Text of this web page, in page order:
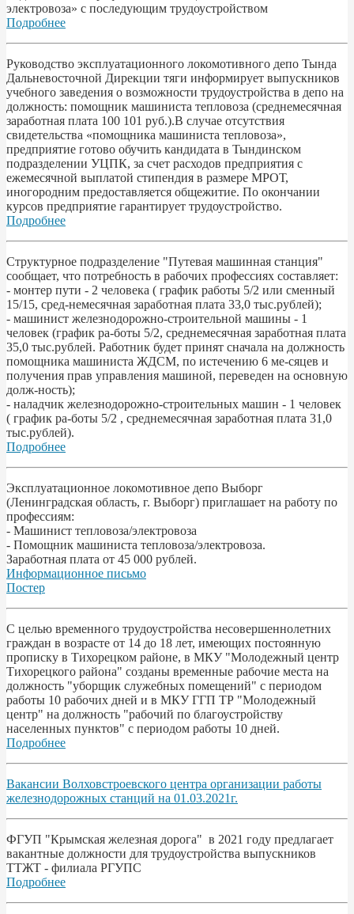
электровоза» с последующим трудоустройством
Подробнее
Руководство эксплуатационного локомотивного депо Тында
Дальневосточной Дирекции тяги информирует выпускников
учебного заведения о возможности трудоустройства в депо на
должность: помощник машиниста тепловоза (среднемесячная
заработная плата 100 101 руб.).В случае отсутствия
свидетельства «помощника машиниста тепловоза»,
предприятие готово обучить кандидата в Тындинском
подразделении УЦПК, за счет расходов предприятия с
ежемесячной выплатой стипендия в размере МРОТ,
иногородним предоставляется общежитие. По окончании
курсов предприятие гарантирует трудоустройство.
Подробнее
Структурное подразделение "Путевая машинная станция"
сообщает, что потребность в рабочих профессиях составляет:
- монтер пути - 2 человека ( график работы 5/2 или сменный
15/15, сред-немесячная заработная плата 33,0 тыс.рублей);
- машинист железнодорожно-строительной машины - 1
человек (график ра-боты 5/2, среднемесячная заработная плата
35,0 тыс.рублей. Работник будет принят сначала на должность
помощника машиниста ЖДСМ, по истечению 6 ме-сяцев и
получения прав управления машиной, переведен на основную
долж-ность);
- наладчик железнодорожно-строительных машин - 1 человек
( график ра-боты 5/2 , среднемесячная заработная плата 31,0
тыс.рублей).
Подробнее
Эксплуатационное локомотивное депо Выборг
(Ленинградская область, г. Выборг) приглашает на работу по
профессиям:
- Машинист тепловоза/электровоза
- Помощник машиниста тепловоза/электровоза.
Заработная плата от 45 000 рублей.
Информационное письмо
Постер
С целью временного трудоустройства несовершеннолетних
граждан в возрасте от 14 до 18 лет, имеющих постоянную
прописку в Тихорецком районе, в МКУ "Молодежный центр
Тихорецкого района" созданы временные рабочие места на
должность "уборщик служебных помещений" с периодом
работы 10 рабочих дней и в МКУ ГГП ТР "Молодежный
центр" на должность "рабочий по благоустройству
населенных пунктов" с периодом работы 10 дней.
Подробнее
Вакансии Волховстроевского центра организации работы
железнодорожных станций на 01.03.2021г.
ФГУП "Крымская железная дорога" в 2021 году предлагает
вакантные должности для трудоустройства выпускников
ТТЖТ - филиала РГУПС
Подробнее